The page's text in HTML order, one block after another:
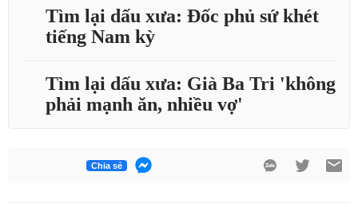
Tìm lại dấu xưa: Đốc phủ sứ khét
tiếng Nam kỳ
Tìm lại dấu xưa: Già Ba Tri 'không
phải mạnh ăn, nhiều vợ'
Chia sẻ